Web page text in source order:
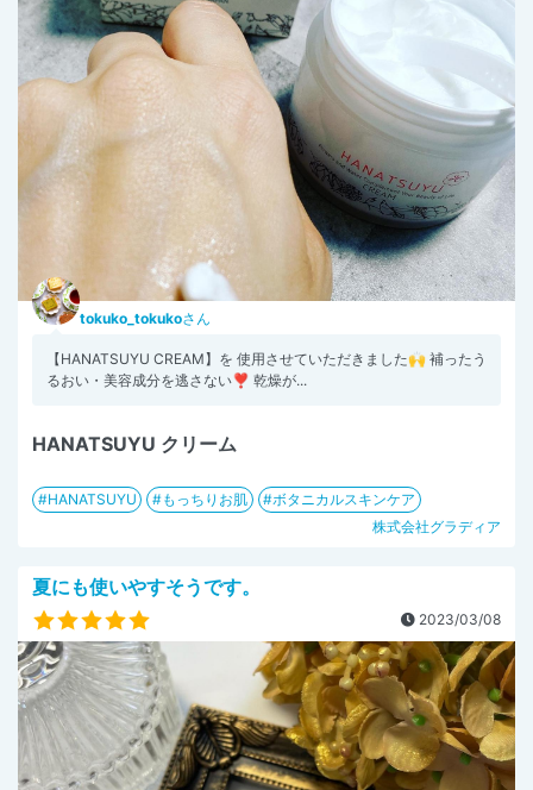
tokuko_tokukoさん
【HANATSUYU CREAM】を 使用させていただきました🙌 補ったう
るおい・美容成分を逃さない❣️ 乾燥が...
HANATSUYU クリーム
HANATSUYU もっちりお肌
ボタニカルスキンケア
株式会社グラディア
夏にも使いやすそうです。
2023/03/08